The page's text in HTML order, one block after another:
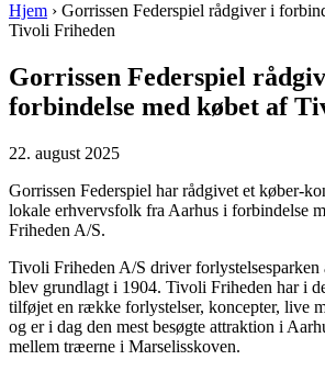
Hjem › Gorrissen Federspiel rådgiver i
Tivoli Friheden
Gorrissen Federspiel
forbindelse med købet af
22. august 2025
Gorrissen Federspiel har rådgivet et køber-
lokale erhvervsfolk fra Aarhus i forbindelse
Friheden A/S.
Tivoli Friheden A/S driver forlystelsesparken
blev grundlagt i 1904. Tivoli Friheden har i
tilføjet en række forlystelser, koncepter, live
og er i dag den mest besøgte attraktion i
mellem træerne i Marselisskoven.